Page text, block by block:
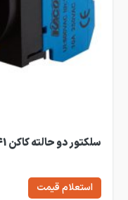
سلکتور دو حالته کاکن KACON J2-41
استعلام قیمت